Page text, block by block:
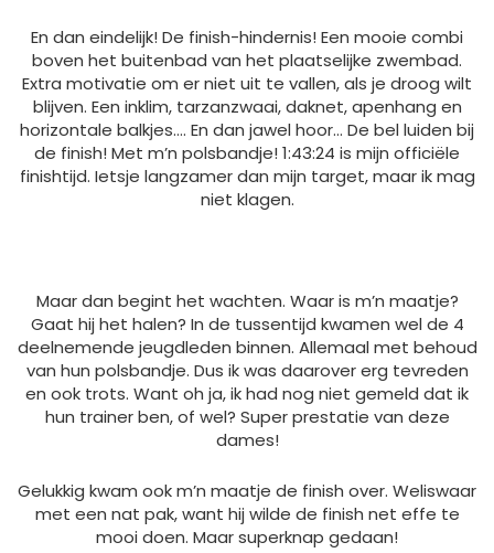
En dan eindelijk! De finish-hindernis! Een mooie combi
boven het buitenbad van het plaatselijke zwembad.
Extra motivatie om er niet uit te vallen, als je droog wilt
blijven. Een inklim, tarzanzwaai, daknet, apenhang en
horizontale balkjes…. En dan jawel hoor… De bel luiden bij
de finish! Met m’n polsbandje! 1:43:24 is mijn officiële
finishtijd. Ietsje langzamer dan mijn target, maar ik mag
niet klagen.
Maar dan begint het wachten. Waar is m’n maatje?
Gaat hij het halen? In de tussentijd kwamen wel de 4
deelnemende jeugdleden binnen. Allemaal met behoud
van hun polsbandje. Dus ik was daarover erg tevreden
en ook trots. Want oh ja, ik had nog niet gemeld dat ik
hun trainer ben, of wel? Super prestatie van deze
dames!
Gelukkig kwam ook m’n maatje de finish over. Weliswaar
met een nat pak, want hij wilde de finish net effe te
mooi doen. Maar superknap gedaan!